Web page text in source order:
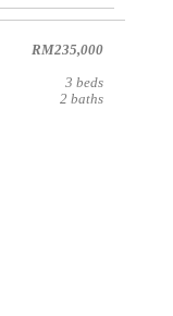
RM235,000
3 beds
2 baths